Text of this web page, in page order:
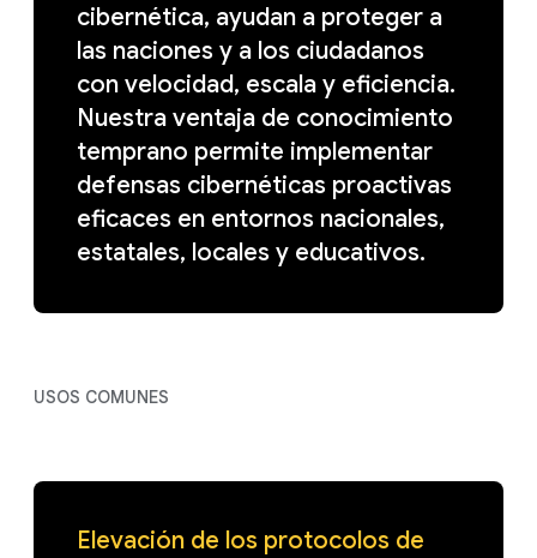
cibernética, ayudan a proteger a
las naciones y a los ciudadanos
con velocidad, escala y eficiencia.
Nuestra ventaja de conocimiento
temprano permite implementar
defensas cibernéticas proactivas
eficaces en entornos nacionales,
estatales, locales y educativos.
USOS COMUNES
Elevación de los protocolos de